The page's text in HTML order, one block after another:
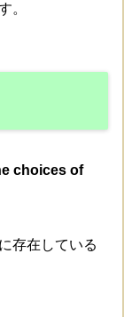
。
choices of
存在している